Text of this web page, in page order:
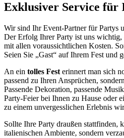
Exklusiver Service für
Wir sind Ihr Event-Partner für Partys
Der Erfolg Ihrer Party ist uns wichtig,
mit allen voraussichtlichen Kosten.
Seien Sie „Gast“ auf Ihrem Fest und
An ein tolles Fest erinnert man sich
passend zu Ihren Ansprüchen,
Passende Dekoration, passende
Party-Feier bei Ihnen zu Hause oder
zu einem unvergesslichen Erlebnis
Sollte Ihre Party draußen stattfinden,
italienischen Ambiente, sondern